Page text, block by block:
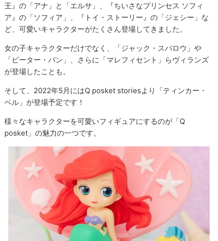
王』の「アナ」と「エルサ」、『ちいさなプリンセス ソフィ
ア』の「ソフィア」、『トイ・ストーリー』の「ジェシー」な
ど、可愛いキャラクターがたくさん登場してきました。
女の子キャラクターだけでなく、「ジャック・スパロウ」や
「ピーター・パン」、さらに「マレフィセント」らヴィランズ
が登場したことも。
そして、2022年5月にはQ posket storiesより「ティンカー・
ベル」が登場予定です！
様々なキャラクターを可愛いフィギュアにするのが「Q
posket」の魅力の一つです。